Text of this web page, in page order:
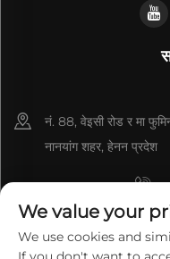
नं. 88, वेइसी रोड र मा
नानयांग शहर, हेनन प्रदेश
We value your
We use cookies and